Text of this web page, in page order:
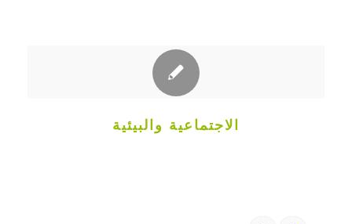
الاجتماعية والبيئية